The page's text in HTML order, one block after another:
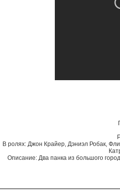
В ролях: Джон Крайер, Дэниэл Робак,
Описание: Два панка из большого